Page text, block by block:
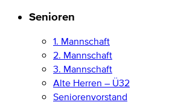
Senioren
1. Mannschaft
2. Mannschaft
3. Mannschaft
Alte Herren – Ü32
Seniorenvorstand